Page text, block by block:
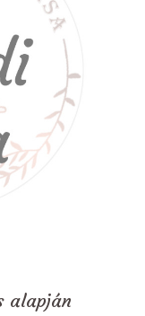
alapján